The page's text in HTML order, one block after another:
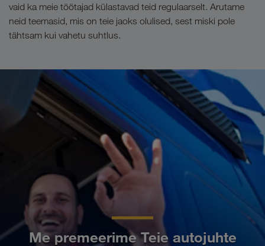
vaid ka meie töötajad külastavad teid regulaarselt. Arutame
neid teemasid, mis on teie jaoks olulised, sest miski pole
tähtsam kui vahetu suhtlus.
Me premeerime Teie autojuhte